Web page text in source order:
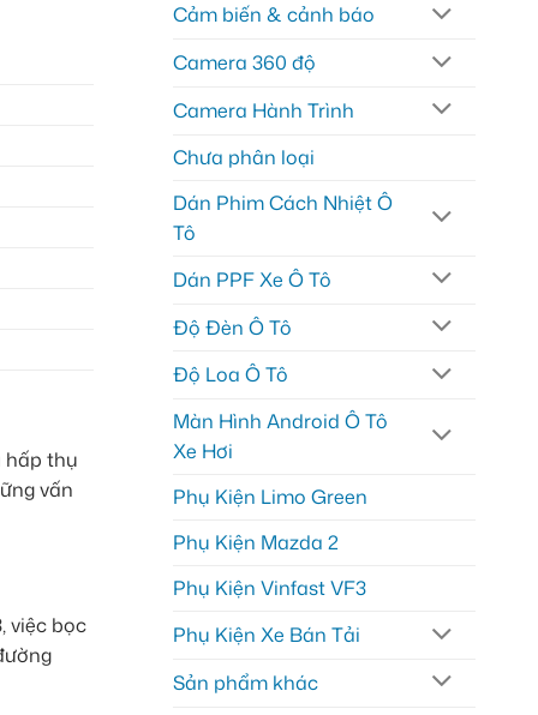
hấp thụ
vấn
việc bọc
Cảm biến & cảnh báo
Camera 360 độ
Camera Hành Trình
Chưa phân loại
Dán Phim Cách Nhiệt Ô
Tô
Dán PPF Xe Ô Tô
Độ Đèn Ô Tô
Độ Loa Ô Tô
Màn Hình Android Ô Tô
Xe Hơi
Phụ Kiện Limo Green
Phụ Kiện Mazda 2
Phụ Kiện Vinfast VF3
Phụ Kiện Xe Bán Tải
Sản phẩm khác